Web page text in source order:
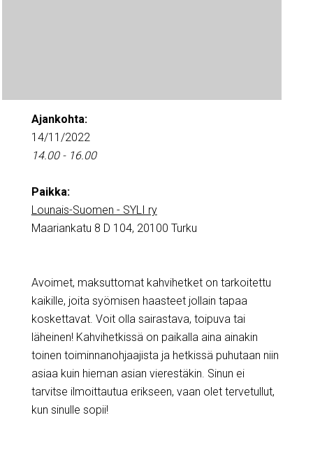
Ajankohta:
14/11/2022
14.00 - 16.00
Paikka:
Lounais-Suomen - SYLI ry
Maariankatu 8 D 104, 20100 Turku
Avoimet, maksuttomat kahvihetket on tarkoitettu
kaikille, joita syömisen haasteet jollain tapaa
koskettavat. Voit olla sairastava, toipuva tai
läheinen! Kahvihetkissä on paikalla aina ainakin
toinen toiminnanohjaajista ja hetkissä puhutaan niin
asiaa kuin hieman asian vierestäkin. Sinun ei
tarvitse ilmoittautua erikseen, vaan olet tervetullut,
kun sinulle sopii!